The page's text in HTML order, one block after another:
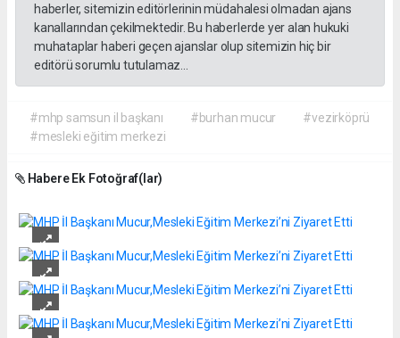
haberler, sitemizin editörlerinin müdahalesi olmadan ajans
kanallarından çekilmektedir. Bu haberlerde yer alan hukuki
muhataplar haberi geçen ajanslar olup sitemizin hiç bir
editörü sorumlu tutulamaz...
#mhp samsun il başkanı #burhan mucur
#vezirköprü
#mesleki eğitim merkezi
Habere Ek Fotoğraf(lar)